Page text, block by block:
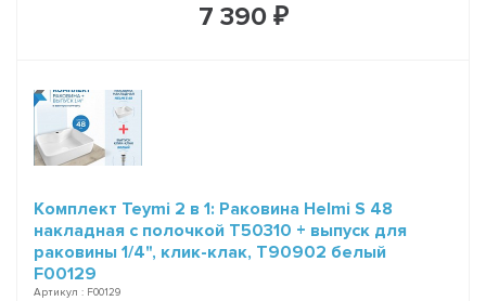
7 390 ₽
Комплект Teymi 2 в 1: Раковина Helmi S 48
накладная с полочкой T50310 + выпуск для
раковины 1/4", клик-клак, T90902 белый
F00129
Артикул : F00129